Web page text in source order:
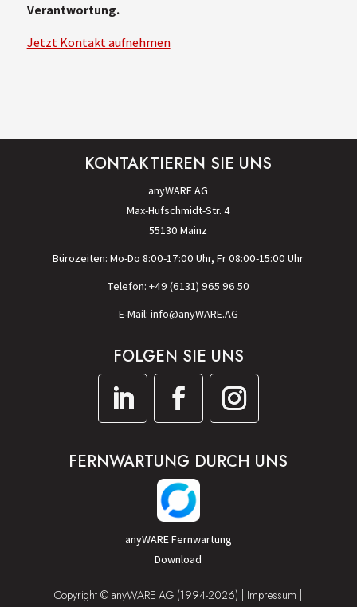
Verantwortung.
Jetzt Kontakt aufnehmen
KONTAKTIEREN SIE UNS
anyWARE AG
Max-Hufschmidt-Str. 4
55130 Mainz
Bürozeiten: Mo-Do 8:00-17:00 Uhr, Fr 08:00-15:00 Uhr
Telefon: +49 (6131) 965 96 50
E-Mail: info@anyWARE.AG
FOLGEN SIE UNS
FERNWARTUNG DURCH UNS
anyWARE Fernwartung
Download
Copyright © anyWARE AG (1994-2026) | Impressum |